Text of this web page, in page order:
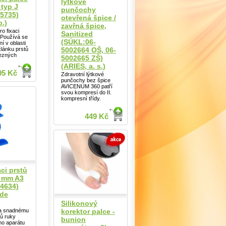
J
fixaci
se
v oblasti
prstů
Kč
prstů
A3
snadnému
ruky
aparátu
punčochy
otevřená špice /
zavřná špice,
Sanitized
(SÚKL:06-
5002664 OŠ, 06-
5002665 ZŠ)
(ARIES, a. s.)
Zdravotní lýtkové
punčochy bez špice
AVICENUM 360 patří
svou kompresí do II.
kompresní třídy.
449 Kč
Silikonový
korektor palce -
bunion